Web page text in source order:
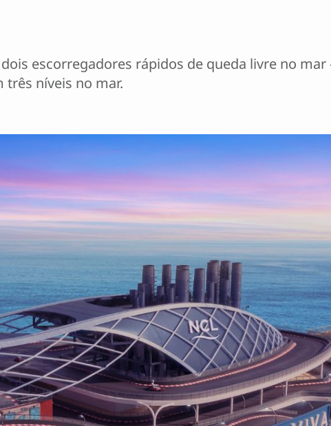
escorregadores rápidos de queda livre no mar
três níveis no mar.